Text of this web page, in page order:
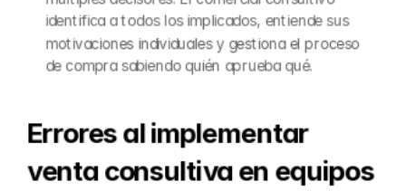
identifica a todos los implicados, entiende sus
motivaciones individuales y gestiona el proceso
de compra sabiendo quién aprueba qué.
Errores al implementar
venta consultiva en equipos